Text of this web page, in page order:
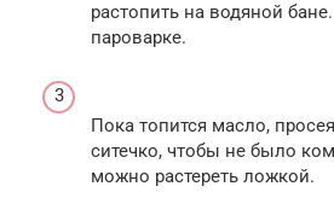
растопить на водяной
пароварке.
Пока топится масло,
ситечко, чтобы не было
можно растереть ложкой.